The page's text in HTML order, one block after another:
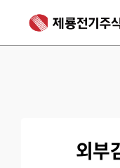
외부